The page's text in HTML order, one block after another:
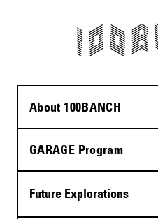
About 100BANCH
GARAGE Program
Future Explorations